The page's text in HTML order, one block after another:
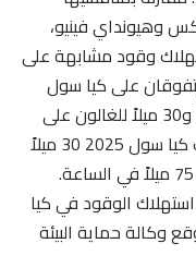
وهيونداي فينيو،
وقود مشابهة على
على كيا سول
في المدينة، حيث حققتا 28 و30 ميلاً للغالون على
التوالي. في اختباراتنا، سجلت كيا سول 2025 30 ميلاً
للغالون عند القيادة بسرعة 75 ميلاً في الساعة.
الوقود في كيا
وكالة حماية البيئة